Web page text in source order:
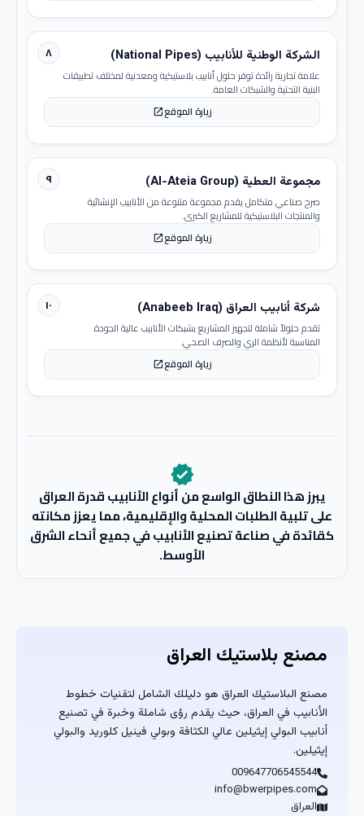
٨ الشركة الوطنية للأنابيب (National Pipes)
علامة تجارية رائدة توفر حلول أنابيب بلاستيكية ومعدنية لمختلف تطبيقات
البنية التحتية والشبكات العامة.
زيارة الموقعopen_in_new
٩ مجموعة العطية (Al-Ateia Group)
صرح صناعي متكامل يقدم مجموعة متنوعة من الأنابيب الإنشائية
والمنتجات البلاستيكية للمشاريع الكبرى.
زيارة الموقعopen_in_new
١٠ شركة أنابيب العراق (Anabeeb Iraq)
تقدم حلولاً شاملة لتجهيز المشاريع بشبكات الأنابيب عالية الجودة
المناسبة لأنظمة الري والصرف الصحي.
زيارة الموقعopen_in_new
verified
يبرز هذا النطاق الواسع من أنواع الأنابيب قدرة العراق
على تلبية الطلبات المحلية والإقليمية، مما يعزز مكانته
كقائدة في صناعة تصنيع الأنابيب في جميع أنحاء الشرق
الأوسط.
مصنع بلاستيك العراق
مصنع البلاستيك العراق هو دليلك الشامل لتقنيات خطوط
الأنابيب في العراق، حيث يقدم رؤى شاملة وخبرة في تصنيع
أنابيب البولي إيثيلين عالي الكثافة وبولي فينيل كلوريد والبولي
إيثيلين.
009647706545544
info@bwerpipes.com
العراق